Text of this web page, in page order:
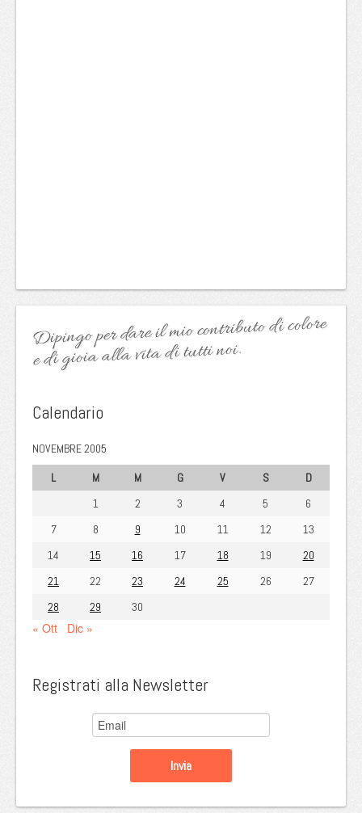
Dipingo per dare il mio contributo di colore
e di gioia alla vita di tutti noi.
Calendario
NOVEMBRE 2005
L
M M G V S
D
1
2 3 4 5
6
7
8 9 10 11 12
13
14
15 16 17 18 19
20
21
22 23 24 25 26
27
28
29 30
« Ott Dic »
Registrati alla Newsletter